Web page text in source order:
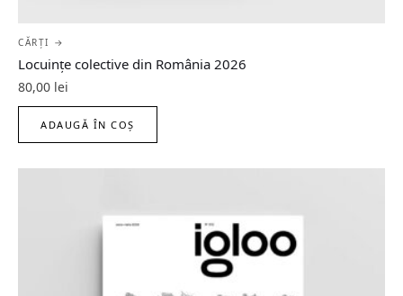
CĂRȚI →
Locuințe colective din România 2026
80,00 lei
ADAUGĂ ÎN COȘ